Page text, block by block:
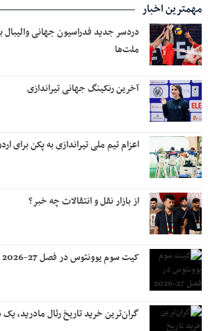
مهمترین اخبار
دردسر جدید فدراسیون جهانی والیبال
ملت‌ها
آخرین رنکینگ جهانی تیراندازی
اعزام تیم ملی تیراندازی به پکن برای
از بازار نقل و انتقالات چه خبر؟
کیت سوم یوونتوس در فصل 27-2026
گران‌ترین خرید تاریخ رئال مادرید،